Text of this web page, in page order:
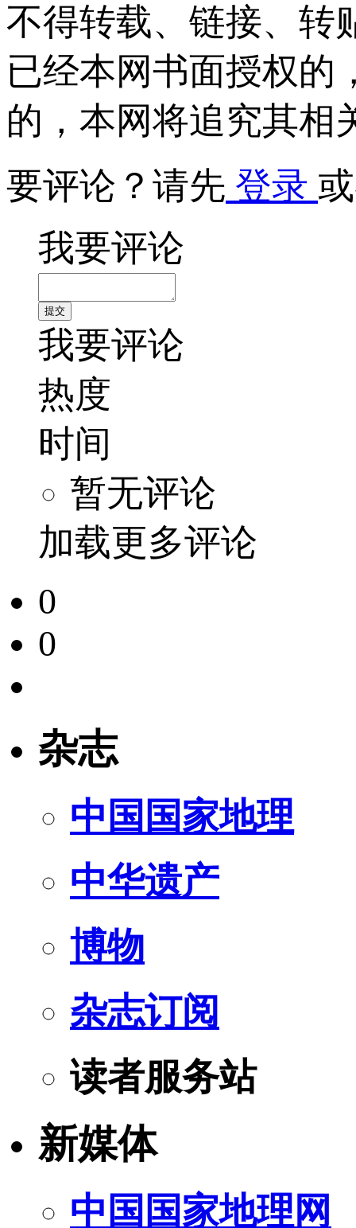
不得转载、链接、转
已经本网书面授权的
的，本网将追究其相
要评论？请先 登录
我要评论
我要评论
热度
时间
暂无评论
加载更多评论
0
0
杂志
中国国家地理
中华遗产
博物
杂志订阅
读者服务站
新媒体
中国国家地理网